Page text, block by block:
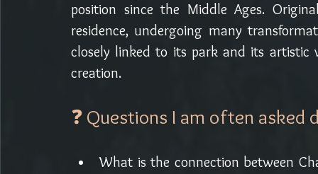
position since the Middle Ages.
residence, undergoing many
closely linked to its park and its artistic
creation.
❓ Questions I am often asked
What is the connection between